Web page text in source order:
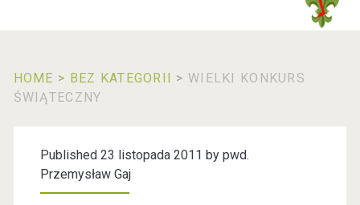
HOME > BEZ KATEGORII > WIELKI KONKURS
ŚWIĄTECZNY
Published 23 listopada 2011 by pwd.
Przemysław Gaj